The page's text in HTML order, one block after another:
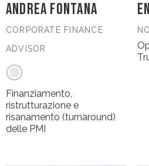
ANDREA FONTANA
CORPORATE FINANCE
ADVISOR
Finanziamento,
ristrutturazione e
risanamento (turnaround)
delle PMI